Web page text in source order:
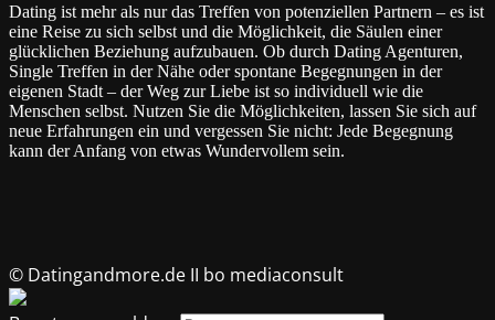
Dating ist mehr als nur das Treffen von potenziellen Partnern – es ist
eine Reise zu sich selbst und die Möglichkeit, die Säulen einer
glücklichen Beziehung aufzubauen. Ob durch Dating Agenturen,
Single Treffen in der Nähe oder spontane Begegnungen in der
eigenen Stadt – der Weg zur Liebe ist so individuell wie die
Menschen selbst. Nutzen Sie die Möglichkeiten, lassen Sie sich auf
neue Erfahrungen ein und vergessen Sie nicht: Jede Begegnung
kann der Anfang von etwas Wundervollem sein.
© Datingandmore.de II bo mediaconsult